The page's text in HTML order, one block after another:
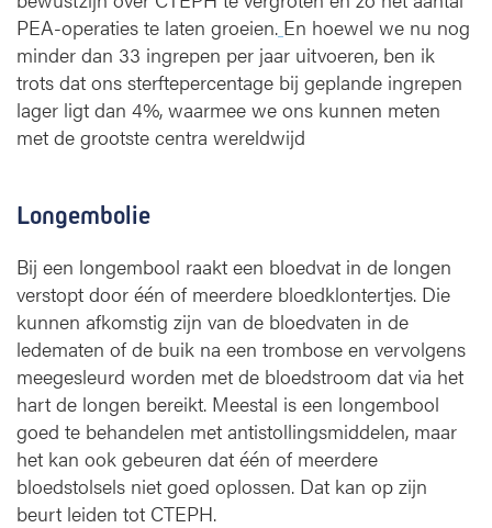
PEA-operaties te laten groeien. En hoewel we nu nog
minder dan 33 ingrepen per jaar uitvoeren, ben ik
trots dat ons sterftepercentage bij geplande ingrepen
lager ligt dan 4%, waarmee we ons kunnen meten
met de grootste centra wereldwijd
Longembolie
Bij een longembool raakt een bloedvat in de longen
verstopt door één of meerdere bloedklontertjes. Die
kunnen afkomstig zijn van de bloedvaten in de
ledematen of de buik na een trombose en vervolgens
meegesleurd worden met de bloedstroom dat via het
hart de longen bereikt. Meestal is een longembool
goed te behandelen met antistollingsmiddelen, maar
het kan ook gebeuren dat één of meerdere
bloedstolsels niet goed oplossen. Dat kan op zijn
beurt leiden tot CTEPH.